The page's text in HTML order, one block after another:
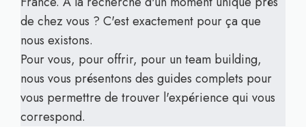
de chez vous ? C'est exactement pour ça que
nous existons.
Pour vous, pour offrir, pour un team building,
nous vous présentons des guides complets pour
vous permettre de trouver l'expérience qui vous
correspond.